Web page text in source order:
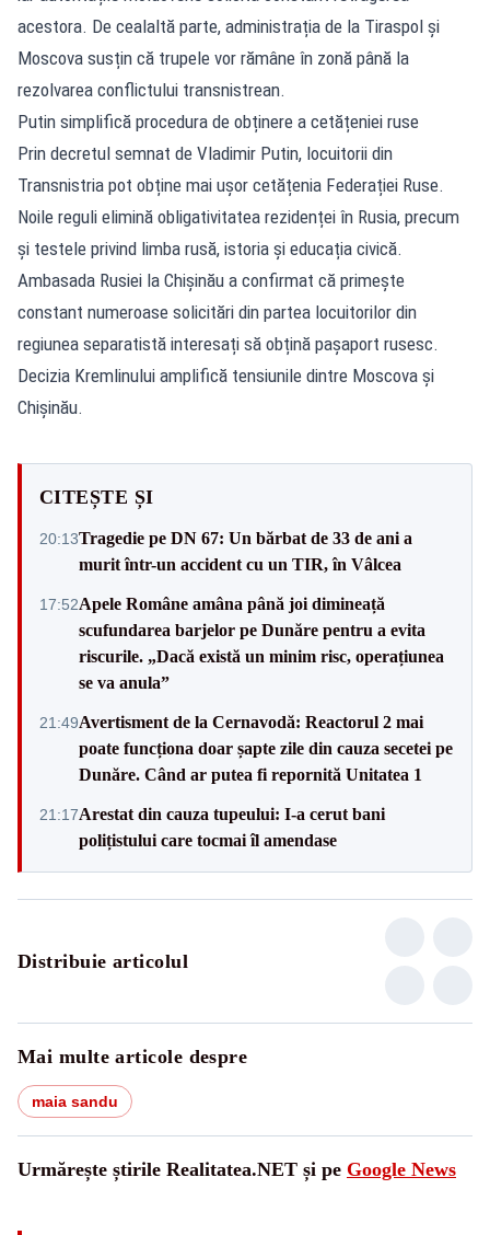
acestora. De cealaltă parte, administrația de la Tiraspol și
Moscova susțin că trupele vor rămâne în zonă până la
rezolvarea conflictului transnistrean.
Putin simplifică procedura de obținere a cetățeniei ruse
Prin decretul semnat de Vladimir Putin, locuitorii din
Transnistria pot obține mai ușor cetățenia Federației Ruse.
Noile reguli elimină obligativitatea rezidenței în Rusia, precum
și testele privind limba rusă, istoria și educația civică.
Ambasada Rusiei la Chișinău a confirmat că primește
constant numeroase solicitări din partea locuitorilor din
regiunea separatistă interesați să obțină pașaport rusesc.
Decizia Kremlinului amplifică tensiunile dintre Moscova și
Chișinău.
CITEȘTE ȘI
20:13Tragedie pe DN 67: Un bărbat de 33 de ani a
murit într-un accident cu un TIR, în Vâlcea
17:52Apele Române amâna până joi dimineață
scufundarea barjelor pe Dunăre pentru a evita
riscurile. „Dacă există un minim risc, operațiunea
se va anula”
21:49Avertisment de la Cernavodă: Reactorul 2 mai
poate funcționa doar șapte zile din cauza secetei pe
Dunăre. Când ar putea fi repornită Unitatea 1
21:17Arestat din cauza tupeului: I-a cerut bani
polițistului care tocmai îl amendase
Distribuie articolul
Mai multe articole despre
maia sandu
Urmărește știrile Realitatea.NET și pe Google News